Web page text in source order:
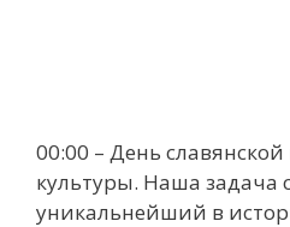
00:00 – День
культуры. Наша задача
уникальнейший в